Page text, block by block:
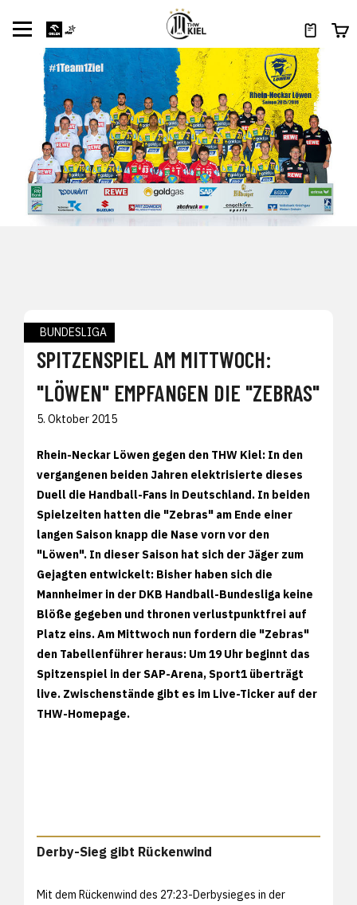
BUNDESLIGA
SPITZENSPIEL AM MITTWOCH:
"LÖWEN" EMPFANGEN DIE "ZEBRAS"
5. Oktober 2015
Rhein-Neckar Löwen gegen den THW Kiel: In den
vergangenen beiden Jahren elektrisierte dieses
Duell die Handball-Fans in Deutschland. In beiden
Spielzeiten hatten die "Zebras" am Ende einer
langen Saison knapp die Nase vorn vor den
"Löwen". In dieser Saison hat sich der Jäger zum
Gejagten entwickelt: Bisher haben sich die
Mannheimer in der DKB Handball-Bundesliga keine
Blöße gegeben und thronen verlustpunktfrei auf
Platz eins. Am Mittwoch nun fordern die "Zebras"
den Tabellenführer heraus: Um 19 Uhr beginnt das
Spitzenspiel in der SAP-Arena, Sport1 überträgt
live. Zwischenstände gibt es im Live-Ticker auf der
THW-Homepage.
Derby-Sieg gibt Rückenwind
Mit dem Rückenwind des 27:23-Derbysieges in der